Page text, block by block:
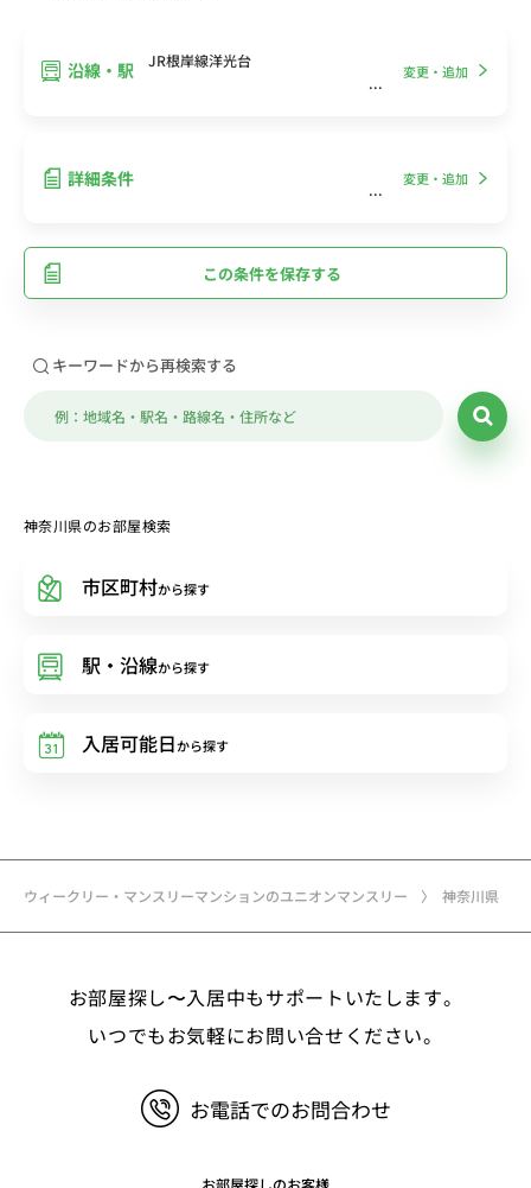
ウィークリー・マンスリーマンションのユニオンマンスリー 神奈川県
沿線・駅 JR根岸線洋光台
変更・追加
詳細条件 変更・追加
この条件を保存する
キーワードから再検索する
神奈川県のお部屋検索
市区町村から探す
駅・沿線から探す
入居可能日から探す
お部屋探し〜入居中もサポートいたします。
いつでもお気軽にお問い合せください。
お電話でのお問合わせ